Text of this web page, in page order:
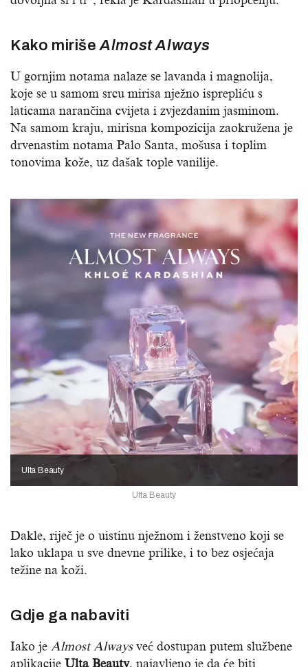
Kako mirišeAlmost Always
U gornjim notama nalaze se lavanda i magnolija,
koje se u samom srcu mirisa nježno isprepliću s
laticama narančina cvijeta i zvjezdanim jasminom.
Na samom kraju, mirisna kompozicija zaokružena je
drvenastim notama Palo Santa, mošusa i toplim
tonovima kože, uz dašak tople vanilije.
Ulta Beauty
Ulta Beauty
Dakle, riječ je o uistinu nježnom i ženstveno koji se
lako uklapa u sve dnevne prilike, i to bez osjećaja
težine na koži.
Gdje ga nabaviti
Iako je Almost Alwaysveć dostupan putem službene
aplikacije Ulta Beauty, najavljeno je da će biti